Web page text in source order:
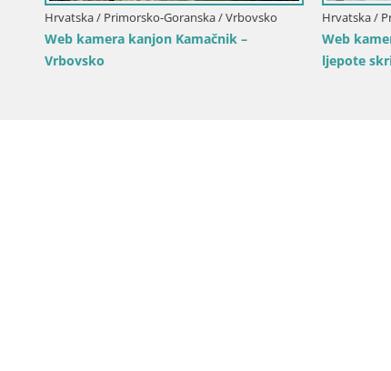
Goranska / Opatija
Volosko marina Mul –
na luku | Opatija
Hrvatska / Primorsko-Goranska /
Web kamera Opatija Slatina –
uživo iz Hotela Palace Bellevue